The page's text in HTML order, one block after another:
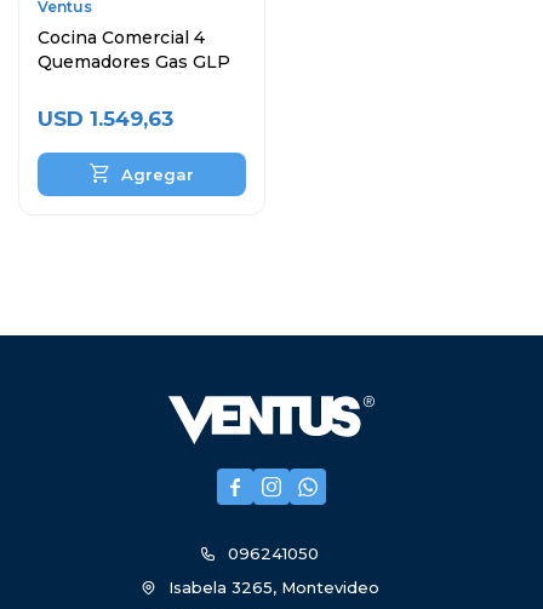
Ventus
Cocina Comercial 4
Quemadores Gas GLP
USD 1.549,63
  
096241050
Isabela 3265, Montevideo